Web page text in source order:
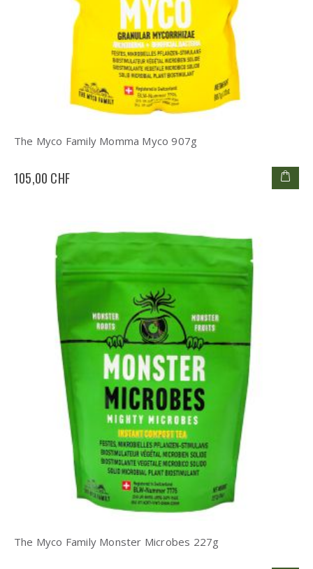
The Myco Family Momma Myco 907g
105,00 CHF
The Myco Family Monster Microbes 227g